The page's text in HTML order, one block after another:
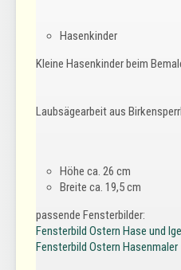
Hasenkinder
Kleine Hasenkinder beim
Laubsägearbeit aus
Höhe ca. 26 cm
Breite ca. 19,5 cm
passende Fensterbilder:
Fensterbild Ostern Hase und
Fensterbild Ostern Hasenmaler